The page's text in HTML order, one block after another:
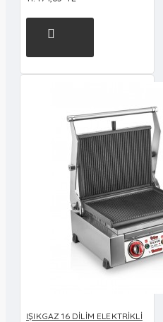
IŞIKGAZ 16 DİLİM ELEKTRİKLİ